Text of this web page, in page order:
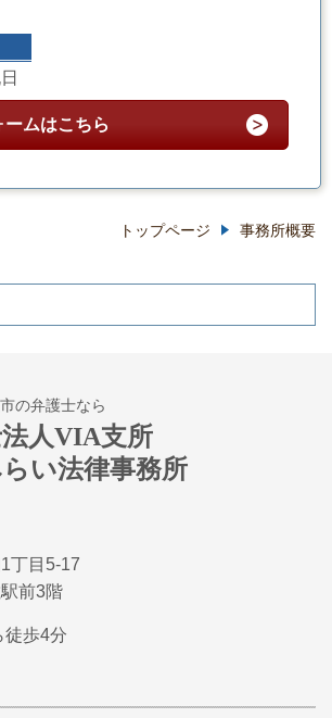
ムはこちら
トップページ 事務所概要
の弁護士なら
人VIA支所
い法律事務所
丁目5-17
前3階
徒歩4分